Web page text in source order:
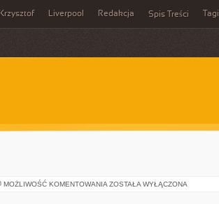
Krzysztof Liverpool Redakcja Spis Treści Tagi
MOŻLIWOŚĆ KOMENTOWANIA PRZEMYSŁ
ZOSTAŁA WYŁĄCZONA